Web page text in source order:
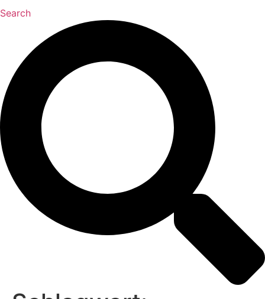
Search